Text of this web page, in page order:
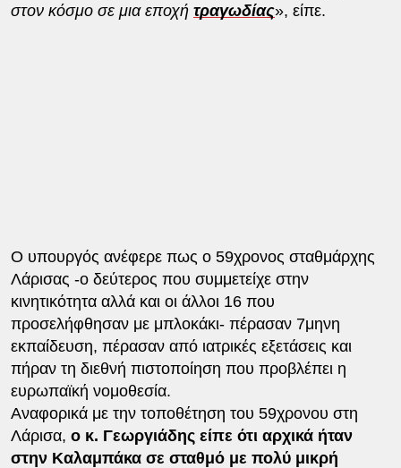
στον κόσμο σε μια εποχή τραγωδίας», είπε.
Ο υπουργός ανέφερε πως ο 59χρονος σταθμάρχης
Λάρισας -ο δεύτερος που συμμετείχε στην
κινητικότητα αλλά και οι άλλοι 16 που
προσελήφθησαν με μπλοκάκι- πέρασαν 7μηνη
εκπαίδευση, πέρασαν από ιατρικές εξετάσεις και
πήραν τη διεθνή πιστοποίηση που προβλέπει η
ευρωπαϊκή νομοθεσία.
Αναφορικά με την τοποθέτηση του 59χρονου στη
Λάρισα, ο κ. Γεωργιάδης είπε ότι αρχικά ήταν
στην Καλαμπάκα σε σταθμό με πολύ μικρή